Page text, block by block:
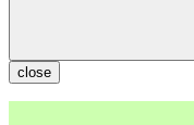
close